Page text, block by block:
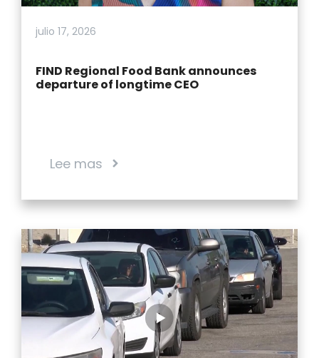
julio 17, 2026
FIND Regional Food Bank announces
departure of longtime CEO
Lee mas